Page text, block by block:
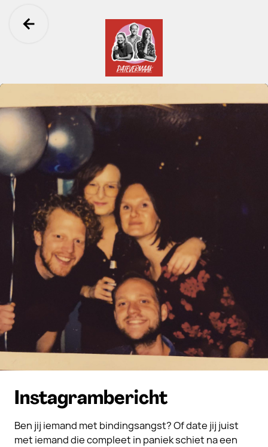
Ga terug
Instagrambericht
Ben jij iemand met bindingsangst? Of date jij juist
met iemand die compleet in paniek schiet na een